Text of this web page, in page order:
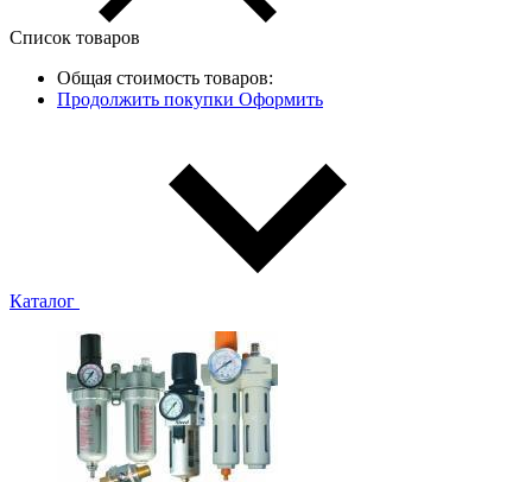
Список товаров
Общая стоимость товаров:
Продолжить покупки Оформить
Каталог